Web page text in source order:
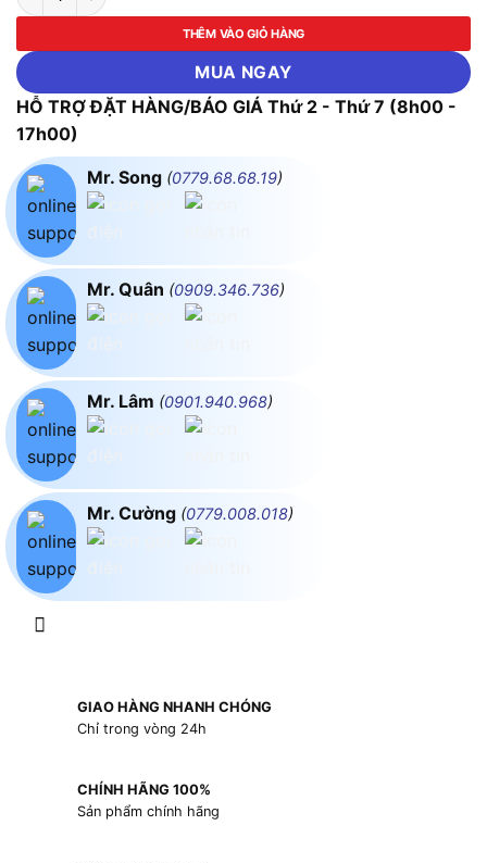
THÊM VÀO GIỎ HÀNG
MUA NGAY
HỖ TRỢ ĐẶT HÀNG/BÁO GIÁ Thứ 2 - Thứ 7 (8h00 -
17h00)
Mr. Song (0779.68.68.19)
Mr. Quân (0909.346.736)
Mr. Lâm (0901.940.968)
Mr. Cường (0779.008.018)
GIAO HÀNG NHANH CHÓNG
Chỉ trong vòng 24h
CHÍNH HÃNG 100%
Sản phẩm chính hãng